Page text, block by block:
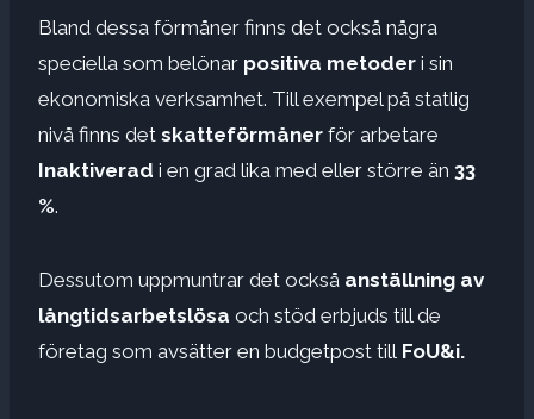
Bland dessa förmåner finns det också några
speciella som belönar positiva metoder i sin
ekonomiska verksamhet. Till exempel på statlig
nivå finns det skatteförmåner för arbetare
Inaktiverad i en grad lika med eller större än 33
%.
Dessutom uppmuntrar det också anställning av
långtidsarbetslösa och stöd erbjuds till de
företag som avsätter en budgetpost till FoU&i.